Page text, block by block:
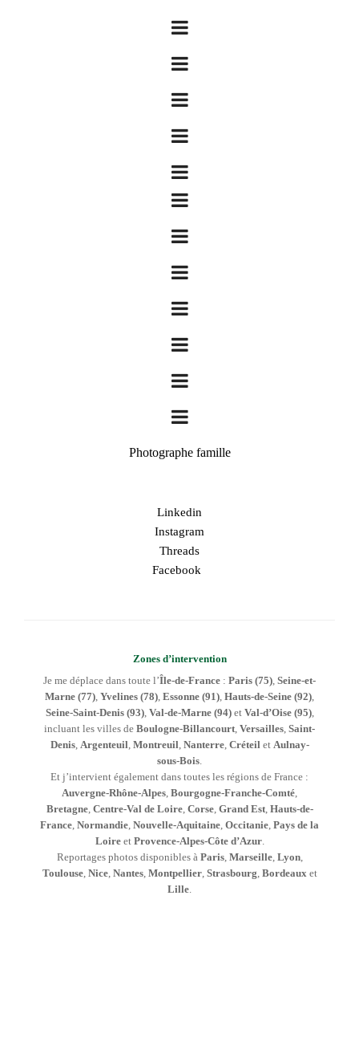
Photographe famille
Linkedin
Instagram
Threads
Facebook
Zones d’intervention
Je me déplace dans toute l’Île-de-France : Paris (75) Seine-et-
Marne (77) Yvelines (78) Essonne (91) Hauts-de-Seine (92)
Seine-Saint-Denis (93), Val-de-Marne (94)et Val-d’Oise (95),
incluant les villes de Boulogne-Billancourt Versailles Saint-
Denis, Argenteuil Montreuil Nanterre, Créteil et Aulnay-
sous-Bois
Et j’intervient également dans toutes les régions de France :
Auvergne-Rhône-Alpes Bourgogne-Franche-Comté
Bretagne, Centre-Val de Loire, Corse, Grand Est, Hauts-de-
France Normandie Nouvelle-Aquitaine Occitanie Pays de la
Loireet Provence-Alpes-Côte d’Azur.
Reportages photos disponibles à Paris, Marseille, Lyon,
Toulouse, Nice, Nantes, Montpellier, Strasbourg Bordeaux et
Lille